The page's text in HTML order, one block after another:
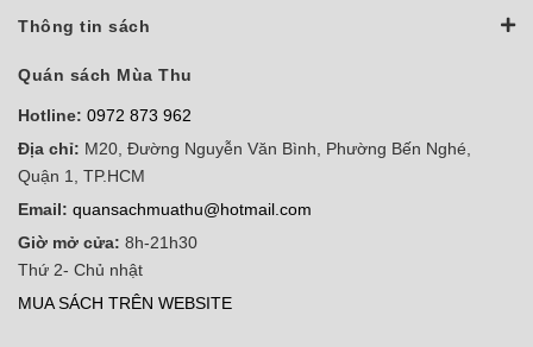
Thông tin sách
Quán sách Mùa Thu
Hotline: 0972 873 962
Địa chỉ: M20, Đường Nguyễn Văn Bình, Phường Bến Nghé,
Quận 1, TP.HCM
Email: quansachmuathu@hotmail.com
Giờ mở cửa: 8h-21h30
Thứ 2- Chủ nhật
MUA SÁCH TRÊN WEBSITE